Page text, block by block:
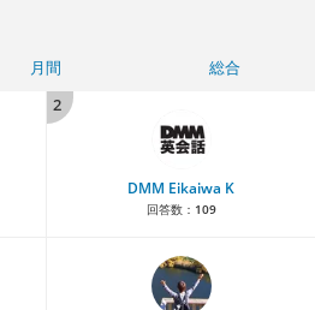
月間
総合
2
DMM Eikaiwa K
回答数： 109